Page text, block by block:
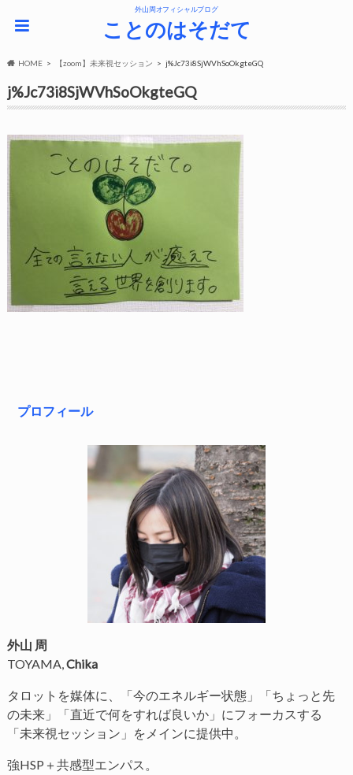
外山周オフィシャルブログ
ことのはそだて
HOME 【zoom】未来視セッション j%Jc73i8SjWVhSoOkgteGQ
j%Jc73i8SjWVhSoOkgteGQ
プロフィール
外山 周
TOYAMA,Chika
タロットを媒体に、「今のエネルギー状態」「ちょっと先
の未来」「直近で何をすれば良いか」にフォーカスする
「未来視セッション」をメインに提供中。
強HSP＋共感型エンパス。